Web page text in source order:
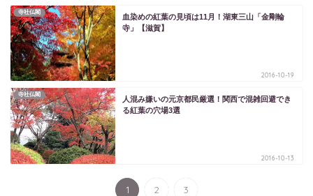
寺社仏閣
血染めの紅葉の見頃は11月！湖東三山「金剛輪
寺」【滋賀】
2016-10-19
寺社仏閣
人混み嫌いの元京都民厳選！関西で混雑回避でき
る紅葉の穴場3選
2016-10-13
1 2 3